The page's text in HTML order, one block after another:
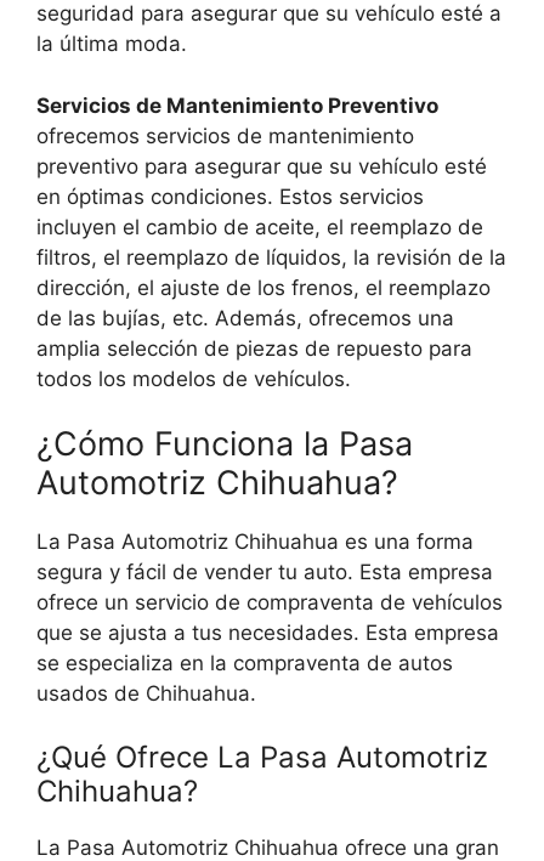
seguridad para asegurar que su vehículo esté a
la última moda.
Servicios de Mantenimiento Preventivo
ofrecemos servicios de mantenimiento
preventivo para asegurar que su vehículo esté
en óptimas condiciones. Estos servicios
incluyen el cambio de aceite, el reemplazo de
filtros, el reemplazo de líquidos, la revisión de la
dirección, el ajuste de los frenos, el reemplazo
de las bujías, etc. Además, ofrecemos una
amplia selección de piezas de repuesto para
todos los modelos de vehículos.
¿Cómo Funciona la Pasa
Automotriz Chihuahua?
La Pasa Automotriz Chihuahua es una forma
segura y fácil de vender tu auto. Esta empresa
ofrece un servicio de compraventa de vehículos
que se ajusta a tus necesidades. Esta empresa
se especializa en la compraventa de autos
usados de Chihuahua.
¿Qué Ofrece La Pasa Automotriz
Chihuahua?
La Pasa Automotriz Chihuahua ofrece una gran